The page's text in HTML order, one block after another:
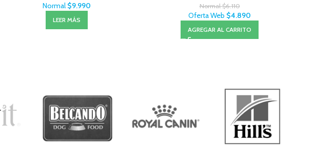
Normal $9.990
LEER MÁS
Normal$6.110
Oferta Web $4.890
AGREGAR AL CARRITO